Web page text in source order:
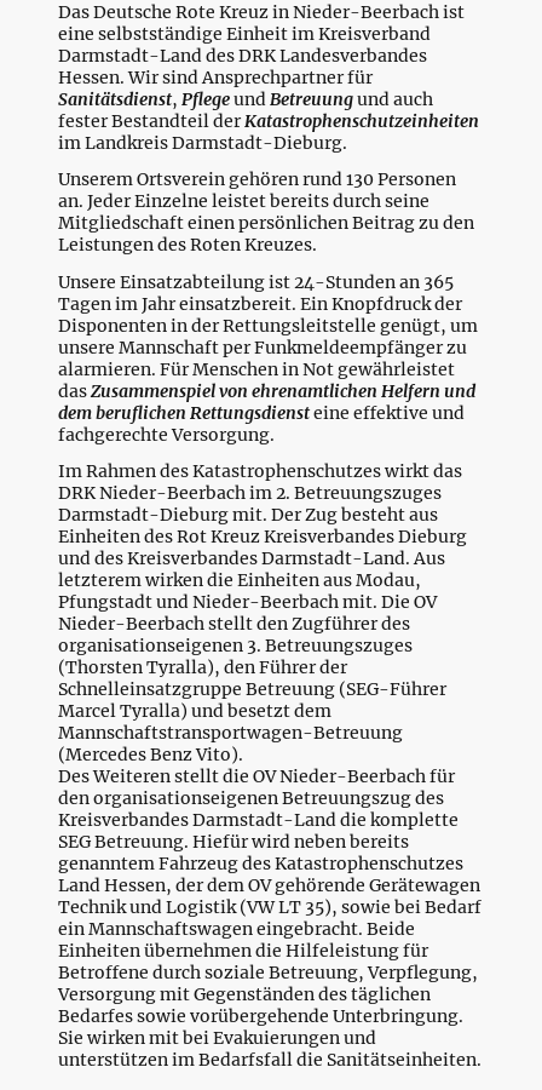
Das Deutsche Rote Kreuz in Nieder-Beerbach ist
eine selbstständige Einheit im Kreisverband
Darmstadt-Land des DRK Landesverbandes
Hessen. Wir sind Ansprechpartner für
Sanitätsdienst, PflegeundBetreuungund auch
fester Bestandteil derKatastrophenschutzeinheiten
im Landkreis Darmstadt-Dieburg.
Unserem Ortsverein gehören rund 130 Personen
an. Jeder Einzelne leistet bereits durch seine
Mitgliedschaft einen persönlichen Beitrag zu den
Leistungen des Roten Kreuzes.
Unsere Einsatzabteilung ist 24-Stunden an 365
Tagen im Jahr einsatzbereit. Ein Knopfdruck der
Disponenten in der Rettungsleitstelle genügt, um
unsere Mannschaft per Funkmeldeempfänger zu
alarmieren. Für Menschen in Not gewährleistet
dasZusammenspiel von ehrenamtlichen Helfern und
dem beruflichen Rettungsdiensteine effektive und
fachgerechte Versorgung.
Im Rahmen des Katastrophenschutzes wirkt das
DRK Nieder-Beerbach im 2. Betreuungszuges
Darmstadt-Dieburg mit. Der Zug besteht aus
Einheiten des Rot Kreuz Kreisverbandes Dieburg
und des Kreisverbandes Darmstadt-Land. Aus
letzterem wirken die Einheiten aus Modau,
Pfungstadt und Nieder-Beerbach mit. Die OV
Nieder-Beerbach stellt den Zugführer des
organisationseigenen 3. Betreuungszuges
(Thorsten Tyralla), den Führer der
Schnelleinsatzgruppe Betreuung (SEG-Führer
Marcel Tyralla) und besetzt dem
Mannschaftstransportwagen-Betreuung
(Mercedes Benz Vito).
Des Weiteren stellt die OV Nieder-Beerbach für
den organisationseigenen Betreuungszug des
Kreisverbandes Darmstadt-Land die komplette
SEG Betreuung. Hiefür wird neben bereits
genanntem Fahrzeug des Katastrophenschutzes
Land Hessen, der dem OV gehörende Gerätewagen
Technik und Logistik (VW LT 35), sowie bei Bedarf
ein Mannschaftswagen eingebracht. Beide
Einheiten übernehmen die Hilfeleistung für
Betroffene durch soziale Betreuung, Verpflegung,
Versorgung mit Gegenständen des täglichen
Bedarfes sowie vorübergehende Unterbringung.
Sie wirken mit bei Evakuierungen und
unterstützen im Bedarfsfall die Sanitätseinheiten.